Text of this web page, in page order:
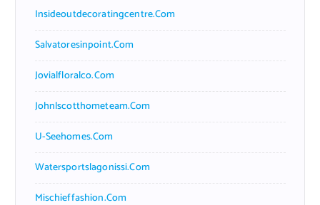
Insideoutdecoratingcentre.com
Salvatoresinpoint.com
Jovialfloralco.com
Johnlscotthometeam.com
U-Seehomes.com
Watersportslagonissi.com
Mischieffashion.com